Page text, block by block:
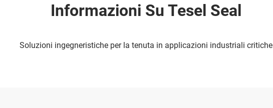
Informazioni Su Tesel Seal
Soluzioni ingegneristiche per la tenuta in applicazioni industriali critiche